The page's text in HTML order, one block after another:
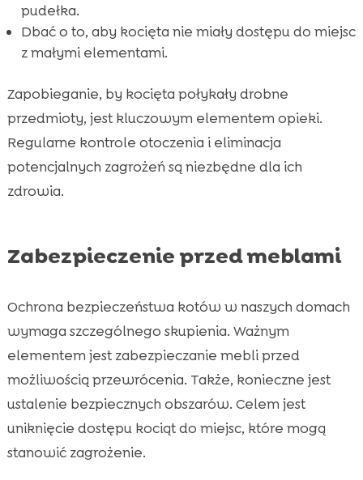
pudełka.
Dbać o to, aby kocięta nie miały dostępu do miejsc
z małymi elementami.
Zapobieganie, by kocięta połykały drobne
przedmioty, jest kluczowym elementem opieki.
Regularne kontrole otoczenia i eliminacja
potencjalnych zagrożeń są niezbędne dla ich
zdrowia.
Zabezpieczenie przed meblami
Ochrona bezpieczeństwa kotów w naszych domach
wymaga szczególnego skupienia. Ważnym
elementem jest zabezpieczanie mebli przed
możliwością przewrócenia. Także, konieczne jest
ustalenie bezpiecznych obszarów. Celem jest
uniknięcie dostępu kociąt do miejsc, które mogą
stanowić zagrożenie.